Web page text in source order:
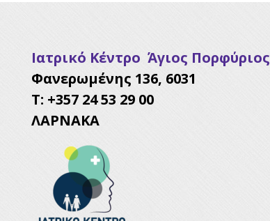
Ιατρικό Κέντρο Άγιος Πορφύριος
Φανερωμένης 136, 6031
Τ: +357 24 53 29 00
ΛΑΡΝΑΚΑ